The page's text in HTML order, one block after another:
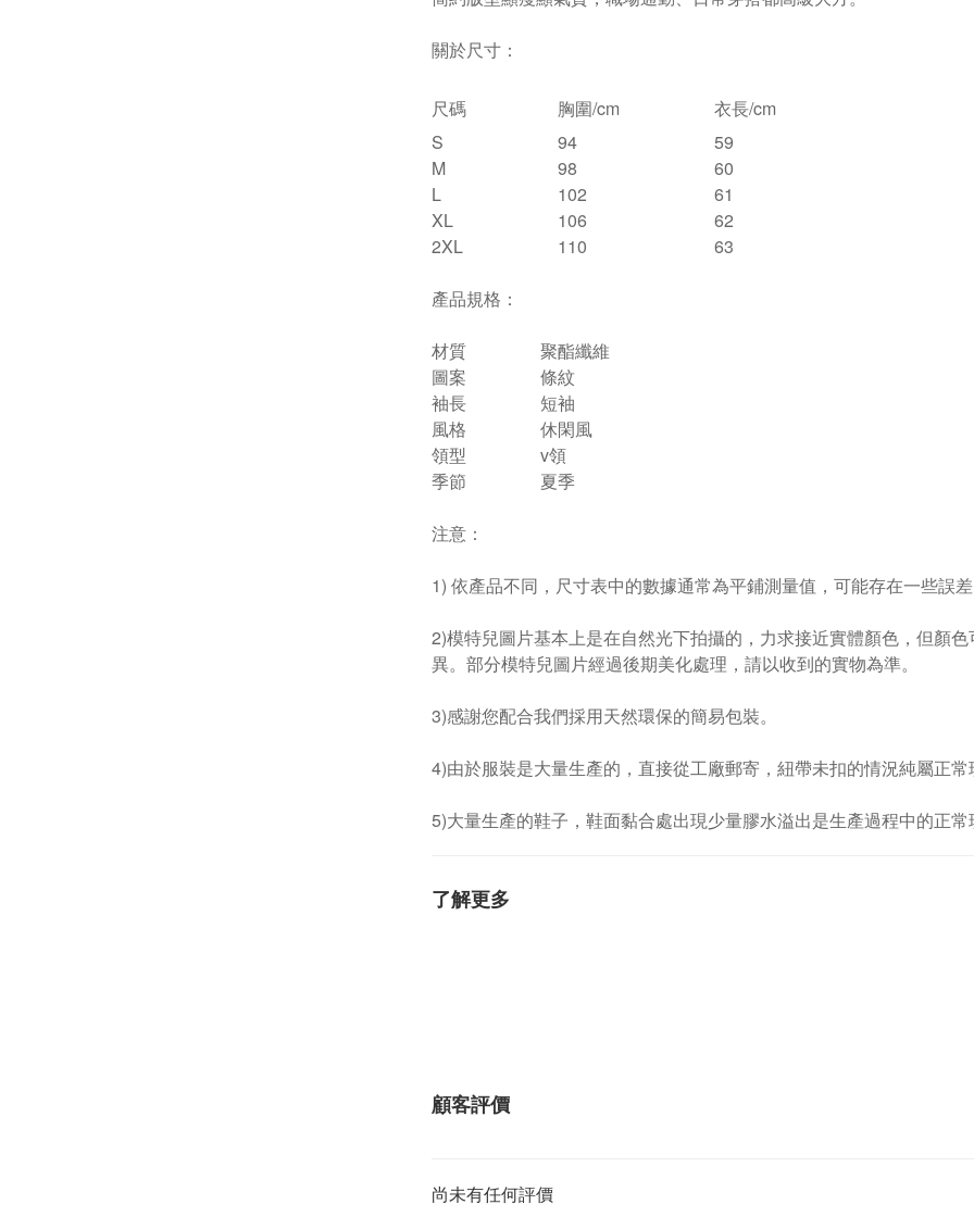
關於尺寸：
尺碼 胸圍/cm
衣長/cm
S
94
59
M
98
60
L
102
61
XL
106
62
2XL
110 63
產品規格：
材質
聚酯纖維
圖案
條紋
袖長
短袖
風格
休閑風
領型
v領
季節
夏季
注意：
1) 依產品不同，尺寸表中的數據通常為平鋪測量值，可能存在一些誤
2)模特兒圖片基本上是在自然光下拍攝的，力求接近實體顏色，但顏
異。部分模特兒圖片經過後期美化處理，請以收到的實物為準。
3)感謝您配合我們採用天然環保的簡易包裝。
4)由於服裝是大量生產的，直接從工廠郵寄，紐帶未扣的情況純屬正
5)大量生產的鞋子，鞋面黏合處出現少量膠水溢出是生產過程中的正
了解更多
顧客評價
尚未有任何評價